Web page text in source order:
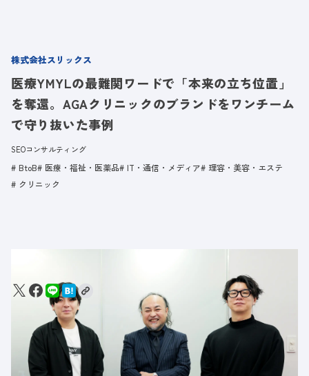
株式会社スリックス
医療YMYLの最難関ワードで「本来の立ち位置」
を奪還。AGAクリニックのブランドをワンチーム
で守り抜いた事例
SEOコンサルティング
BtoB 医療・福祉・医薬品 IT・通信・メディア
理容・美容・エステ
クリニック